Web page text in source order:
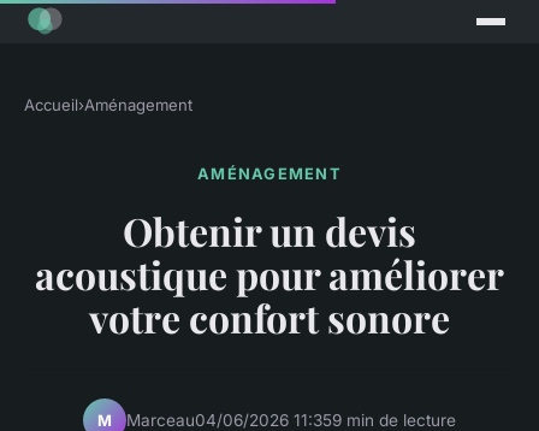
Accueil›Aménagement
AMÉNAGEMENT
Obtenir un devis
acoustique pour améliorer
votre confort sonore
M Marceau04/06/2026 11:359 min de lecture